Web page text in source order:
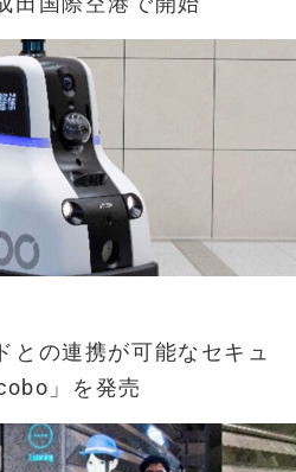
との連携が可能なセキュ
」を発売